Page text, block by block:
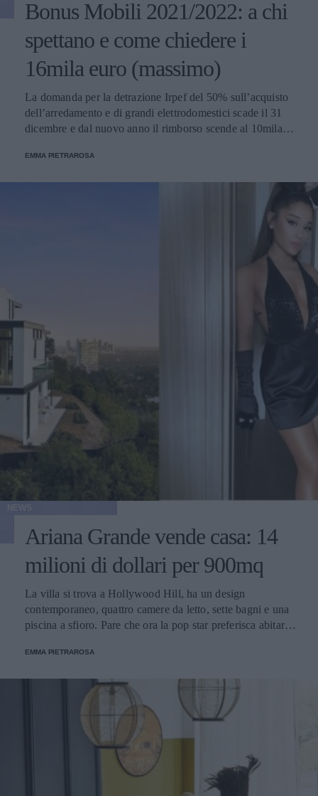
Bonus Mobili 2021/2022: a chi
spettano e come chiedere i
16mila euro (massimo)
La domanda per la detrazione Irpef del 50% sull’acquisto
dell’arredamento e di grandi elettrodomestici scade il 31
dicembre e dal nuovo anno il rimborso scende al 10mila
agevolazioni.
EMMA PIETRAROSA
Ariana Grande vende casa: 14
milioni di dollari per 900mq
La villa si trova a Hollywood Hill, ha un design
contemporaneo, quattro camere da letto, sette bagni e una
piscina a sfioro. Pare che ora la pop star preferisca abitare
quartiere.
EMMA PIETRAROSA